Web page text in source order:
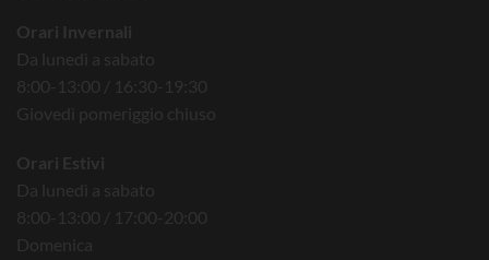
Orari Invernali
Da lunedì a sabato
8:00-13:00 / 16:30-19:30
Giovedì pomeriggio chiuso
Orari Estivi
Da lunedì a sabato
8:00-13:00 / 17:00-20:00
Domenica